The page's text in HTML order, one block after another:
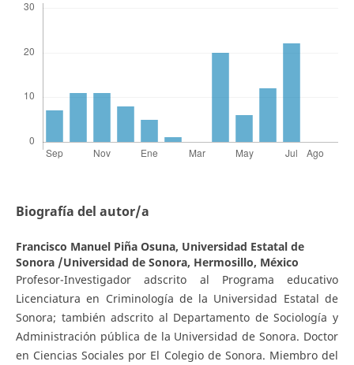
Biografía del autor/a
Francisco Manuel Piña Osuna, Universidad Estatal de
Sonora /Universidad de Sonora, Hermosillo, México
Profesor-Investigador adscrito al Programa educativo
Licenciatura en Criminología de la Universidad Estatal de
Sonora; también adscrito al Departamento de Sociología y
Administración pública de la Universidad de Sonora. Doctor
en Ciencias Sociales por El Colegio de Sonora. Miembro del